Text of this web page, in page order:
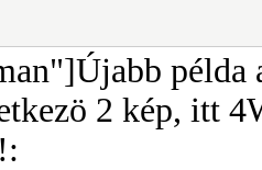
példa
2 kép, itt